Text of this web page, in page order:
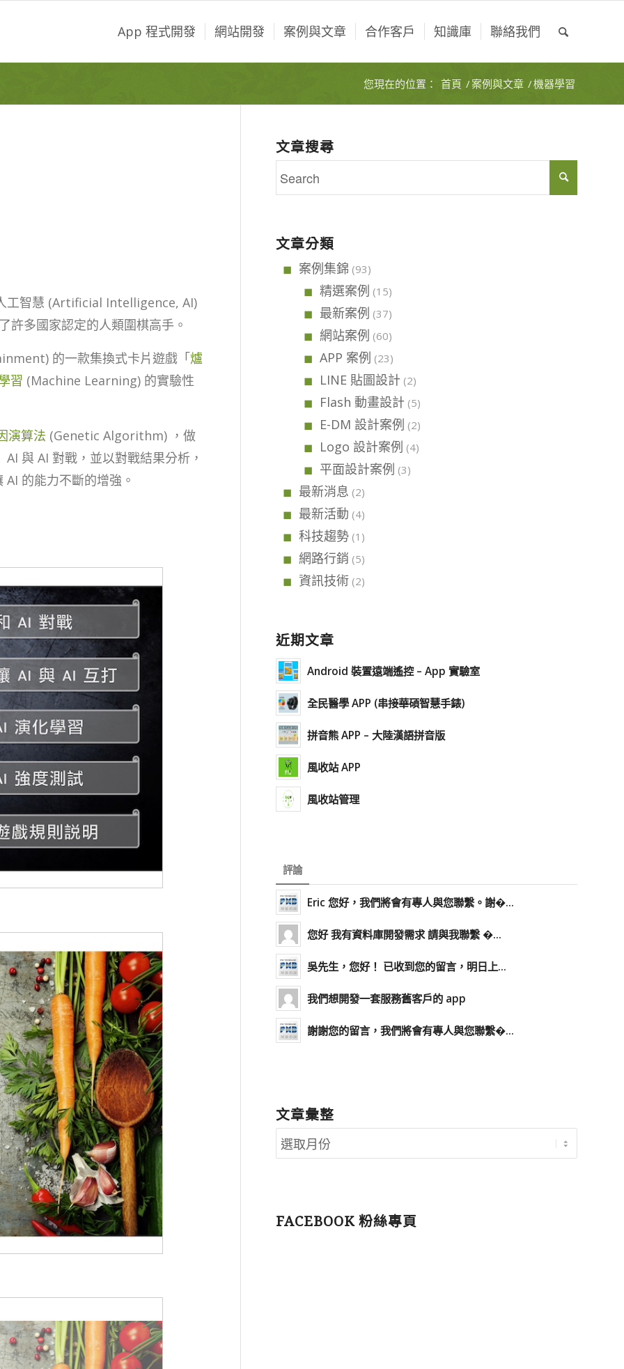
App 程式開發 網站開發 案例與文章 合作客戶 知識庫 聯絡我們
您現在的位置： 首頁 /案例與文章 /機器學習
工智慧 (Artificial Intelligence, AI)
許多國家認定的人類圍棋高手。
的一款集換式卡片遊戲「爐
習 (Machine Learning) 的實驗性
演算法 (Genetic Algorithm) ，做
與 AI 對戰，並以對戰結果分析，
的能力不斷的增強。
文章搜尋
文章分類
案例集錦 (93)
精選案例 (15)
最新案例 (37)
網站案例 (60)
APP 案例 (23)
LINE 貼圖設計 (2)
Flash 動畫設計 (5)
E-DM 設計案例 (2)
Logo 設計案例 (4)
平面設計案例 (3)
最新消息 (2)
最新活動 (4)
科技趨勢 (1)
網路行銷 (5)
資訊技術 (2)
近期文章
Android 裝置遠端遙控 – App 實驗室
全民醫學 APP (串接華碩智慧手錶)
拼音熊 APP – 大陸漢語拼音版
風收站 APP
風收站管理
評論
Eric 您好，我們將會有專人與您聯繫。謝�...
您好 我有資料庫開發需求 請與我聯繫 �...
吳先生，您好！ 已收到您的留言，明日上...
我們想開發一套服務舊客戶的 app
謝謝您的留言，我們將會有專人與您聯繫�...
文章彙整
FACEBOOK 粉絲專頁